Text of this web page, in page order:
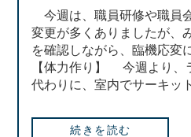
今週は、職員研修や職員
変更が多くありましたが、
を確認しながら、臨機応変
【体力作り】 今週より、
代わりに、室内でサーキッ
続きを読む